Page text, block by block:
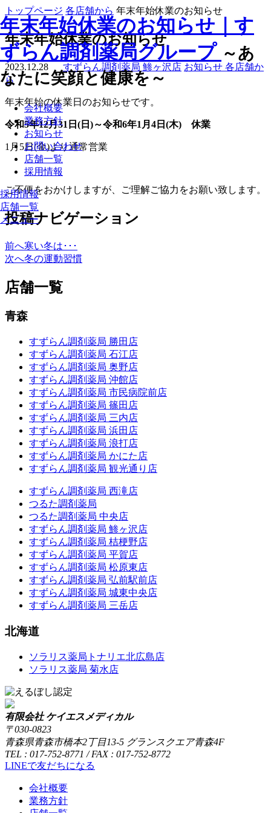
年末年始休業のお知らせ｜す
ずらん調剤薬局グループ ～あ
なたに笑顔と健康を～
会社概要
業務方針
お知らせ
お問い合わせ
店舗一覧
採用情報
採用情報
店舗一覧
メニュー
トップページ 各店舗から 年末年始休業のお知らせ
年末年始休業のお知らせ
2023.12.28 すずらん調剤薬局 鯵ヶ沢店 お知らせ 各店舗か
ら
年末年始の休業日のお知らせです。
令和5年12月31日(日)～令和6年1月4日(木) 休業
1月5日(金)より通常営業
ご不便をおかけしますが、ご理解ご協力をお願い致します。
投稿ナビゲーション
前へ寒い冬は･･･
次へ冬の運動習慣
店舗一覧
青森
すずらん調剤薬局 勝田店
すずらん調剤薬局 石江店
すずらん調剤薬局 奥野店
すずらん調剤薬局 沖館店
すずらん調剤薬局 市民病院前店
すずらん調剤薬局 篠田店
すずらん調剤薬局 三内店
すずらん調剤薬局 浜田店
すずらん調剤薬局 浪打店
すずらん調剤薬局 かにた店
すずらん調剤薬局 観光通り店
すずらん調剤薬局 西滝店
つるた調剤薬局
つるた調剤薬局 中央店
すずらん調剤薬局 鯵ヶ沢店
すずらん調剤薬局 桔梗野店
すずらん調剤薬局 平賀店
すずらん調剤薬局 松原東店
すずらん調剤薬局 弘前駅前店
すずらん調剤薬局 城東中央店
すずらん調剤薬局 三岳店
北海道
ソラリス薬局トナリエ北広島店
ソラリス薬局 菊水店
有限会社 ケイエスメディカル
〒030-0823
青森県青森市橋本2丁目13-5 グランスクエア青森4F
TEL : 017-752-8771 / FAX : 017-752-8772
LINEで友だちになる
会社概要
業務方針